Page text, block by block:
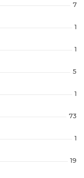
7
1
1
5
1
73
1
19